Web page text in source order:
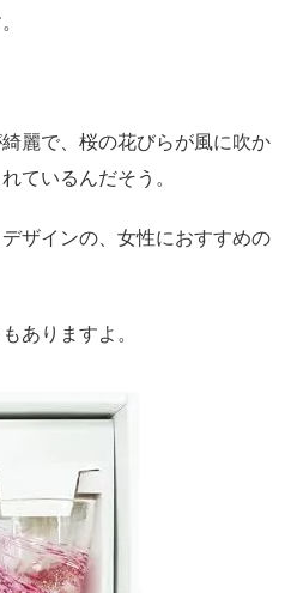
麗で、桜の花びらが風に吹か
ているんだそう。
ザインの、女性におすすめの
ありますよ。